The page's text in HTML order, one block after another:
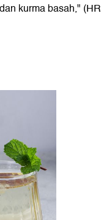
kurma basah," (HR